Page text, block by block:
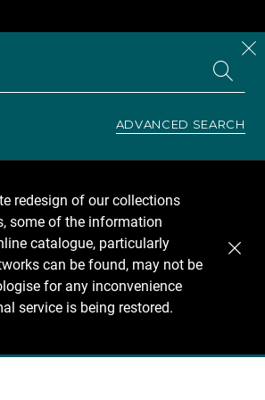
ADVANCED SEARCH
redesign of our collections
some of the information
catalogue, particularly
can be found, may not be
for any inconvenience
service is being restored.